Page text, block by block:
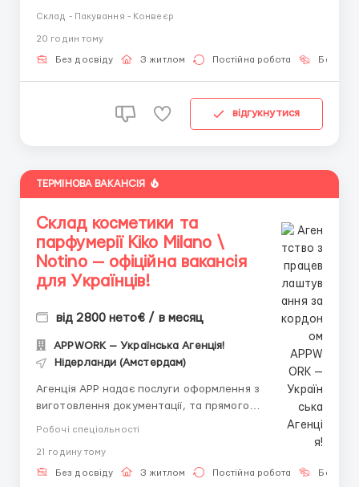
: Мужчины - женщины / Граждани РФ, Узбекистана,
Таджикистана, Кыргызстана Возраст : От 20 до 60 ...
Склад - Пакування - Конвеєр
20 годин тому
Без досвіду З житлом Постійна робота Без
відгукнутися
ТЕРМІНОВА ВАКАНСІЯ
Склад косметики та
парфумерії Kiko Milano \
Notino — офіційна вакансія
для Українців!
від 2800 нето€ / в месяц
APPWORK — Українська Агенція!
Нідерланди (Амстердам)
Агенція APP надає послуги оформлення з
виготовлення документації, та прямого
працевлаштування з роботодавцем для
онлайн: Спеціаліст: Денис Бойко Телефон для
консультацій \ для підбору вакансій: +48 889 248
Робочі спеціальності
21 годину тому
Без досвіду З житлом Постійна робота Без